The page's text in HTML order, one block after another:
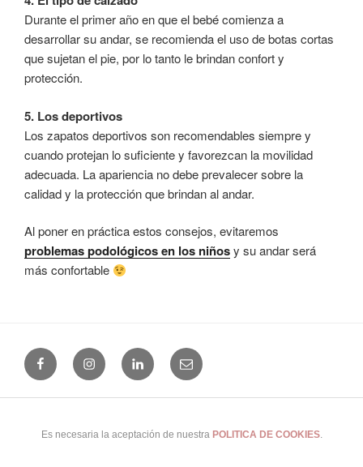
Durante el primer año en que el bebé comienza a
desarrollar su andar, se recomienda el uso de botas cortas
que sujetan el pie, por lo tanto le brindan confort y
protección.
5. Los deportivos
Los zapatos deportivos son recomendables siempre y
cuando protejan lo suficiente y favorezcan la movilidad
adecuada. La apariencia no debe prevalecer sobre la
calidad y la protección que brindan al andar.
Al poner en práctica estos consejos, evitaremos
problemas podológicos en los niñosy su andar será
más confortable
FacebookInstagramLinkedinEmail
Buscar...
|
Es necesaria la aceptación de nuestra POLITICA DE COOKIES.